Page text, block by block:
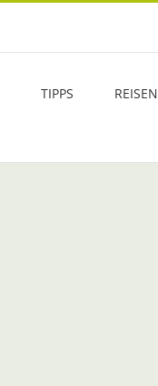
TIPPS REISEN